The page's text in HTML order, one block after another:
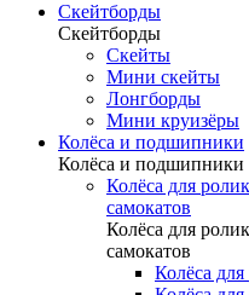
Скейтборды
Скейтборды
Скейты
Мини скейты
Лонгборды
Мини круизёры
Колёса и подшипники
Колёса и подшипники
Колёса для
самокатов
Колёса для
самокатов
Колёса